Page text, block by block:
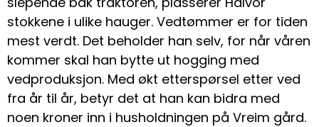
stokkene i ulike hauger. Vedtømmer er for tiden
mest verdt. Det beholder han selv, for når våren
kommer skal han bytte ut hogging med
vedproduksjon. Med økt etterspørsel etter ved
fra år til år, betyr det at han kan bidra med
noen kroner inn i husholdningen på Vreim gård.